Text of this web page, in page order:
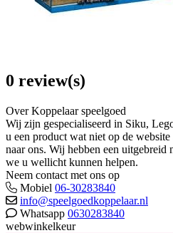
0 review(s)
Over Koppelaar speelgoed
Wij zijn gespecialiseerd in Siku,
u een product wat niet op de website
naar ons. Wij hebben een uitgebreid
we u wellicht kunnen helpen.
Neem contact met ons op
Mobiel 06-30283840
info@speelgoedkoppelaar.nl
Whatsapp 0630283840
webwinkelkeur